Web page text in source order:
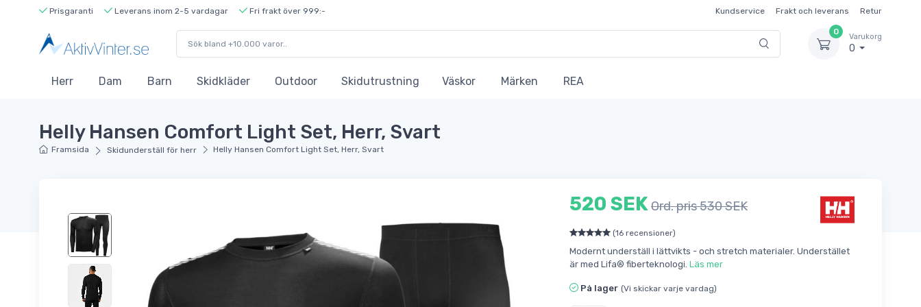
Prisgaranti Leverans inom 2-5 vardagar Fri frakt över 999:- Kundservice Frakt och leverans Retur
0
Varukorg
0
Herr Dam Barn Skidkläder Outdoor Skidutrustning Väskor Märken REA
Helly Hansen Comfort Light Set, Herr, Svart
Framsida Skidunderställ för herr Helly Hansen Comfort Light Set, Herr, Svart
520 SEK Ord. pris 530 SEK
(16 recensioner)
Modernt underställ i lättvikts - och stretch materialer. Understället
är med Lifa® fiberteknologi. Läs mer
På lager (Vi skickar varje vardag)